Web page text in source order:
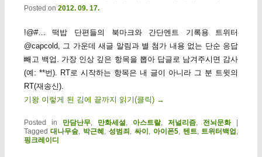
Posted on 2012. 09. 17.
!@#… 떡밥 단편들의 북마크와 간단멘트 기록용 트위터
@capcold, 그 가운데 새글 알림과 별 첨가 내용 없는 단순 응답
빼고 백업. 가장 인상 깊은 항목을 뽑아 답글로 남겨주시면 감사
(예: **번). RT로 시작하는 항목은 내 글이 아니라 그 분 트윗의
RT(재송신).
기왕 이렇게 된 김에 끝까지 읽기(클릭) →
Posted in 만담난무, 만화세설 아스트랄,저널리즘 전뇌문화
|
Tagged 대나무숲 박근혜 ,성범죄 싸이 아이폰5, 텐트 트위터백업
핑크레이디